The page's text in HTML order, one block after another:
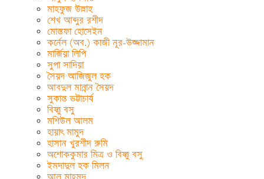
মাহফুজ উল্লাহ
শেখ আব্দুর রশীদ
মোস্তফা হোসেইন
কর্নেল (অব.) কাজী নূর-উজ্জামান
মার্জিয়া লিপি
সুপা সাদিয়া
সৈয়দ আজিজুল হক
আবদুল মান্নান সৈয়দ
সুকান্ত ভট্টাচার্য
বিষ্ণু বসু
মশিউল আলম
হায়াৎ মামুদ
হাসান খুরশীদ রুমি
অশোককুমার মিত্র ও বিষ্ণু বসু
ইমদাদুল হক মিলন